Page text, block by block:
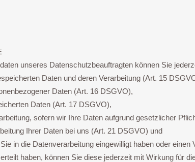
unseres Datenschutzbeauftragten können Sie
Daten und deren Verarbeitung (Art. 15
Daten (Art. 16 DSGVO),
Daten (Art. 17 DSGVO),
sofern wir Ihre Daten aufgrund gesetzlicher
Ihrer Daten bei uns (Art. 21 DSGVO) und
in die Datenverarbeitung eingewilligt haben oder
haben, können Sie diese jederzeit mit Wirkung für